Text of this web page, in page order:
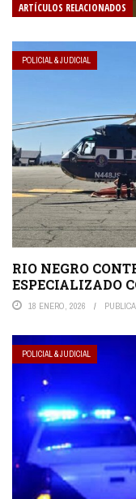
ARTÍCULOS RELACIONADOS
POLICIAL & JUDICIAL
RIO NEGRO
ESPECIALIZADO
18 ENERO, 2026
POLICIAL & JUDICIAL